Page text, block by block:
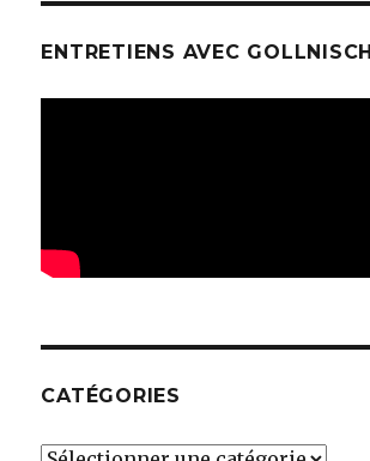
ENTRETIENS AVEC GOLLNISCH
CATÉGORIES